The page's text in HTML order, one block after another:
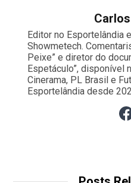
Editor no Esportelândia
Showmetech.
Peixe” e diretor do
Espetáculo”, disponível
Cinerama, PL Brasil e
Esportelândia desde